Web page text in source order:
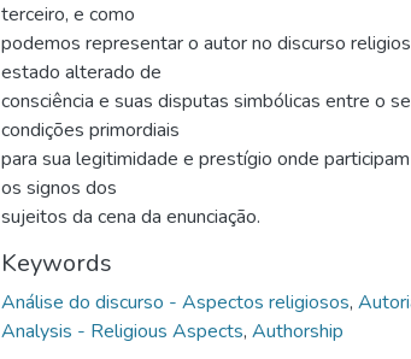
terceiro, e como
podemos representar o autor no discurso
estado alterado de
consciência e suas disputas simbólicas entre o
condições primordiais
para sua legitimidade e prestígio onde
os signos dos
sujeitos da cena da enunciação.
Keywords
Análise do discurso - Aspectos religiosos,
Analysis - Religious Aspects, Authorship